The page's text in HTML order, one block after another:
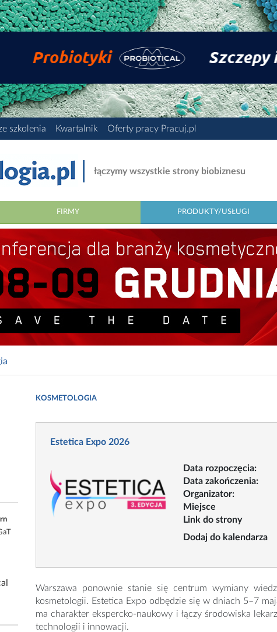
szkolenia Kwartalnik Oferty pracy Pracuj.pl
łączymy wszystkie strony biobiznesu
FIRMY PRODUKTY/USŁUGI
KOSMETOLOGIA
Estetica Expo 2026
Data rozpoczęcia:
Data zakończenia:
Organizator:
Miejsce
Link do strony
Dodaj do kalendarza
Warszawa ponownie stanie się centrum wymiany
kosmetologii. Estetica Expo odbędzie się w dniach 5–7
ma charakter ekspercko-naukowy i łączy środowiska
technologii i innowacji.